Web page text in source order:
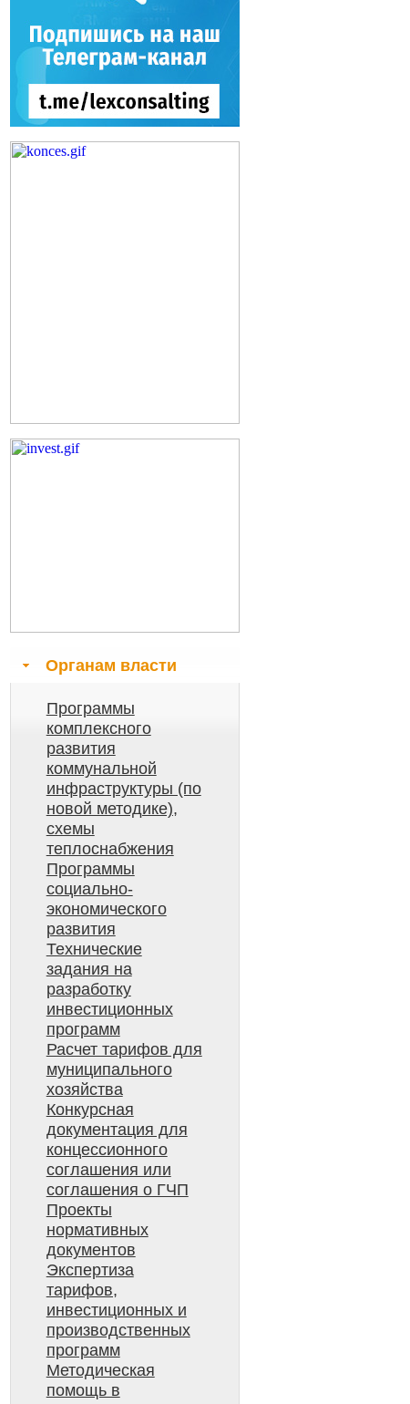
Органам власти
Программы
комплексного
развития
коммунальной
инфраструктуры (по
новой методике),
схемы
теплоснабжения
Программы
социально-
экономического
развития
Технические
задания на
разработку
инвестиционных
программ
Расчет тарифов для
муниципального
хозяйства
Конкурсная
документация для
концессионного
соглашения или
соглашения о ГЧП
Проекты
нормативных
документов
Экспертиза
тарифов,
инвестиционных и
производственных
программ
Методическая
помощь в